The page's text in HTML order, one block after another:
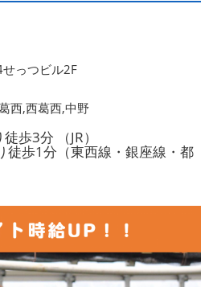
っつビル2F
西,西葛西,中野
歩3分 （JR）
徒歩1分（東西線・銀座線・都